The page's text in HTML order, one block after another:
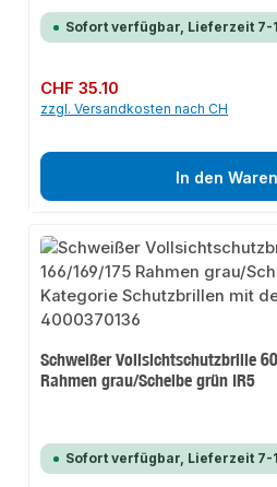
Sofort verfügbar, Lieferzeit 7-
Regulärer Preis:
CHF 35.10
zzgl. Versandkosten nach CH
In den
Schweißer Vollsichtschutzbrille
Rahmen grau/Scheibe grün IR5
Sofort verfügbar, Lieferzeit 7-